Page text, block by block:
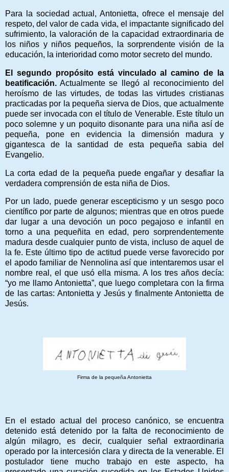
Para la sociedad actual, Antonietta, ofrece el mensaje del
respeto, del valor de cada vida, el impactante significado del
sufrimiento, la valoración de la capacidad extraordinaria de
los niños y niños pequeños, la sorprendente visión de la
educación, la interioridad como motor secreto del mundo.
El segundo propósito está vinculado al camino de la
beatificación. Actualmente se llegó al reconocimiento del
heroísmo de las virtudes, de todas las virtudes cristianas
practicadas por la pequeña sierva de Dios, que actualmente
puede ser invocada con el título de Venerable. Este título un
poco solemne y un poquito disonante para una niña así de
pequeña, pone en evidencia la dimensión madura y
gigantesca de la santidad de esta pequeña sabia del
Evangelio.
La corta edad de la pequeña puede engañar y desafiar la
verdadera comprensión de esta niña de Dios.
Por un lado, puede generar escepticismo y un sesgo poco
científico por parte de algunos; mientras que en otros puede
dar lugar a una devoción un poco pegajoso e infantil en
torno a una pequeñita en edad, pero sorprendentemente
madura desde cualquier punto de vista, incluso de aquel de
la fe. Este último tipo de actitud puede verse favorecido por
el apodo familiar de Nennolina así que intentaremos usar el
nombre real, el que usó ella misma. A los tres años decía:
“yo me llamo Antonietta”, que luego completara con la firma
de las cartas: Antonietta y Jesús y finalmente Antonietta de
Jesús.
Firma de la pequeña Antonietta
En el estado actual del proceso canónico, se encuentra
detenido está detenido por la falta de reconocimiento de
algún milagro, es decir, cualquier señal extraordinaria
operado por la intercesión clara y directa de la venerable. El
postulador tiene mucho trabajo en este aspecto, ha